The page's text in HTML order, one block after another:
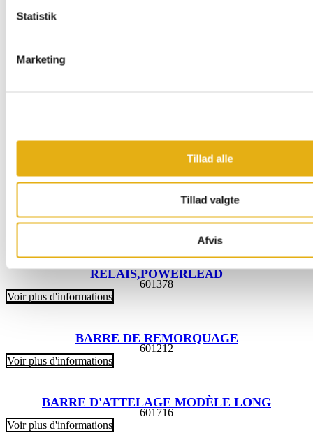
Statistik
Marketing
Tillad alle
Tillad valgte
Afvis
ARBRE DU LECTEUR DE BANDE
601517
ESSIEU TX2PLUS + SMAC 200-035 48V 5.5KW
Voir plus d'informations
PLAQUE EN ALUMINIUM POUR
RELAIS,POWERLEAD
601378
Voir plus d'informations
BARRE DE REMORQUAGE
601212
Voir plus d'informations
BARRE D'ATTELAGE MODÈLE LONG
601716
Voir plus d'informations